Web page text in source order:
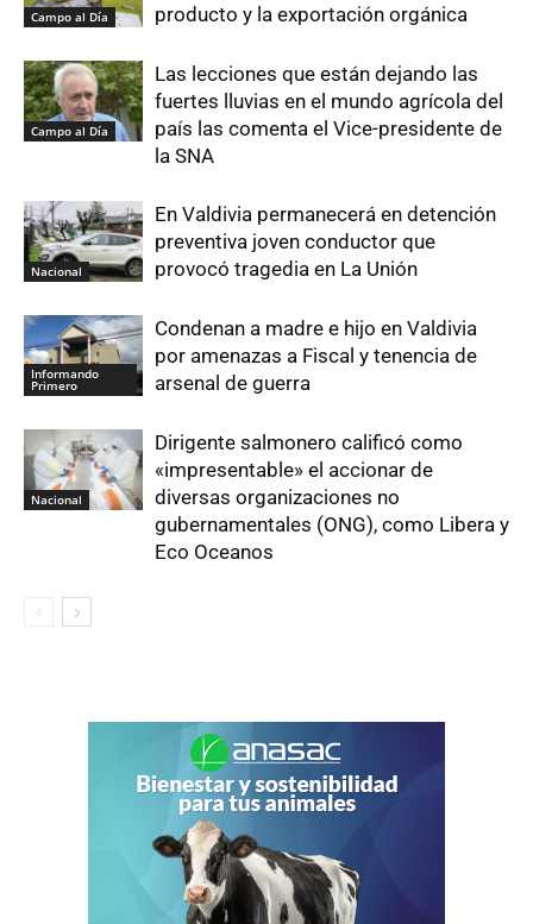
Campo al Día
producto y la exportación orgánica
Campo al Día
Las lecciones que están dejando las
fuertes lluvias en el mundo agrícola del
país las comenta el Vice-presidente de
la SNA
Nacional
En Valdivia permanecerá en detención
preventiva joven conductor que
provocó tragedia en La Unión
Informando
Primero
Condenan a madre e hijo en Valdivia
por amenazas a Fiscal y tenencia de
arsenal de guerra
Nacional
Dirigente salmonero calificó como
«impresentable» el accionar de
diversas organizaciones no
gubernamentales (ONG), como Libera y
Eco Oceanos